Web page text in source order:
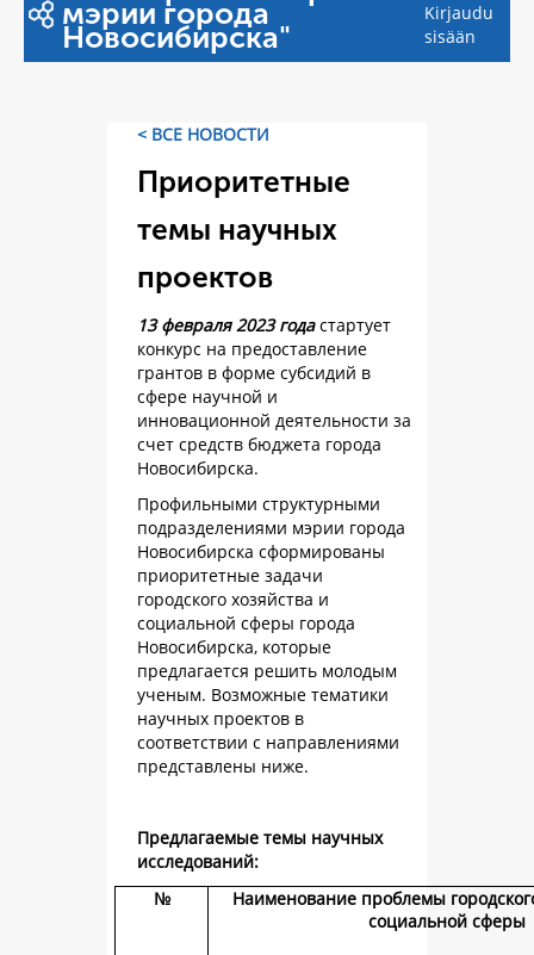
мэрии города
Новосибирска"
Kirjaudu
sisään
< ВСЕ НОВОСТИ
Приоритетные
темы научных
проектов
13 февраля 2023 годастартует
конкурс на предоставление
грантов в форме субсидий в
сфере научной и
инновационной деятельности за
счет средств бюджета города
Новосибирска.
Профильными структурными
подразделениями мэрии города
Новосибирска сформированы
приоритетные задачи
городского хозяйства и
социальной сферы города
Новосибирска, которые
предлагается решить молодым
ученым. Возможные тематики
научных проектов в
соответствии с направлениями
представлены ниже.
Предлагаемые темы научных
исследований:
№
Наименование проблемы
социальной сферы